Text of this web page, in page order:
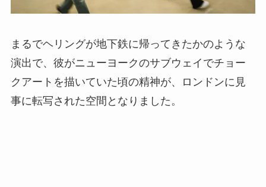
まるでヘリングが地下鉄に帰ってきたかのような
演出で、彼がニューヨークのサブウェイでチョー
クアートを描いていた頃の精神が、ロンドンに見
事に転写された空間となりました。